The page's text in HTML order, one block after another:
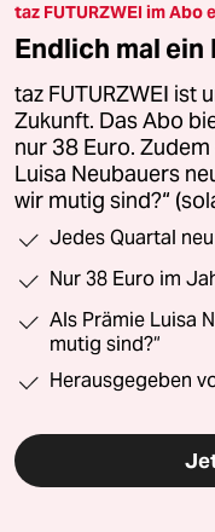
taz FUTURZWEI im Abo
Endlich mal
taz FUTURZWEI ist
Zukunft. Das Abo
nur 38 Euro.
Luisa Neubauers
wir mutig sind?“
Jedes Quartal
Nur 38 Euro im
Als Prämie Luisa
mutig sind?“
Herausgegeben